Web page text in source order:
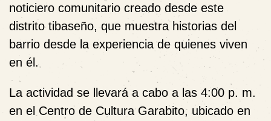
noticiero comunitario creado desde este
distrito tibaseño, que muestra historias del
barrio desde la experiencia de quienes viven
en él.
La actividad se llevará a cabo a las 4:00 p. m.
en el Centro de Cultura Garabito, ubicado en